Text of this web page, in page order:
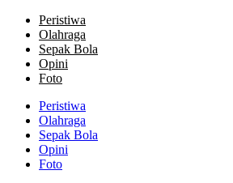
Peristiwa
Olahraga
Sepak Bola
Opini
Foto
Peristiwa
Olahraga
Sepak Bola
Opini
Foto